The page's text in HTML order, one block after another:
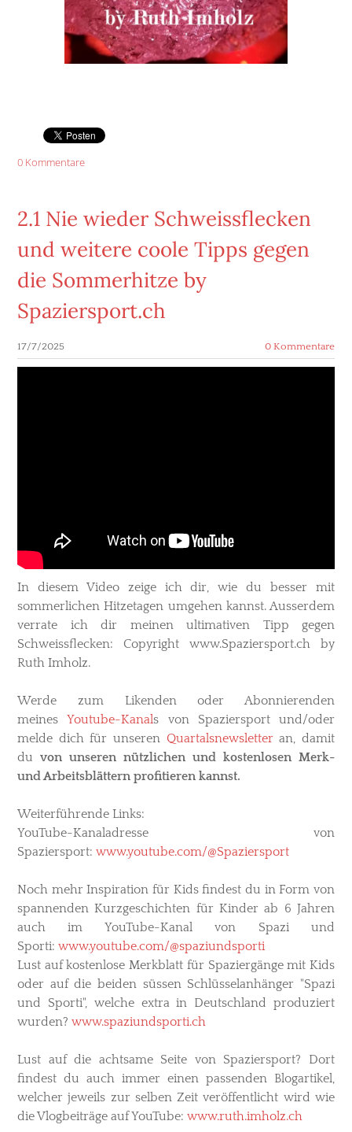
0 Kommentare
2.1 Nie wieder Schweissflecken
und weitere coole Tipps gegen
die Sommerhitze by
Spaziersport.ch
17/7/2025 0 Kommentare
In diesem Video zeige ich dir, wie du besser mit
sommerlichen Hitzetagen umgehen kannst. Ausserdem
verrate ich dir meinen ultimativen Tipp gegen
Schweissflecken: ​Copyright www.Spaziersport.ch by
Ruth Imholz.
Werde zum Likenden oder Abonnierenden
meinesYoutube-Kanals von Spaziersport und/oder
melde dich für unseren Quartalsnewsletteran, damit
du von unseren nützlichen und kostenlosen Merk-
und Arbeitsblättern profitieren kannst.
Weiterführende Links:
YouTube-Kanaladresse von
Spaziersport: www.youtube.com/@Spaziersport
Noch mehr Inspiration für Kids findest du in Form von
spannenden Kurzgeschichten für Kinder ab 6 Jahren
auch im YouTube-Kanal von Spazi und
Sporti: www.youtube.com/@spaziundsporti
Lust auf kostenlose Merkblatt für Spaziergänge mit Kids
oder auf die beiden süssen Schlüsselanhänger "Spazi
und Sporti", welche extra in Deutschland produziert
wurden? www.spaziundsporti.ch
Lust auf die achtsame Seite von Spaziersport? Dort
findest du auch immer einen passenden Blogartikel,
welcher jeweils zur selben Zeit veröffentlicht wird wie
die Vlogbeiträge auf YouTube: www.ruth.imholz.ch